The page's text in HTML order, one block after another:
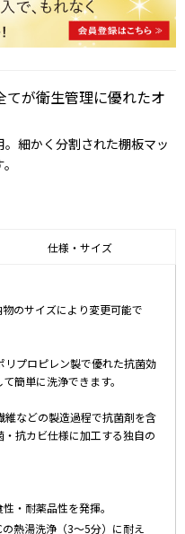
が衛生管理に優れたオ
細かく分割された棚板マッ
仕様・サイズ
のサイズにより変更可能で
プロピレン製で優れた抗菌効
簡単に洗浄できます。
などの製造過程で抗菌剤を含
抗カビ仕様に加工する独自の
・耐薬品性を発揮。
湯洗浄（3～5分）に耐え